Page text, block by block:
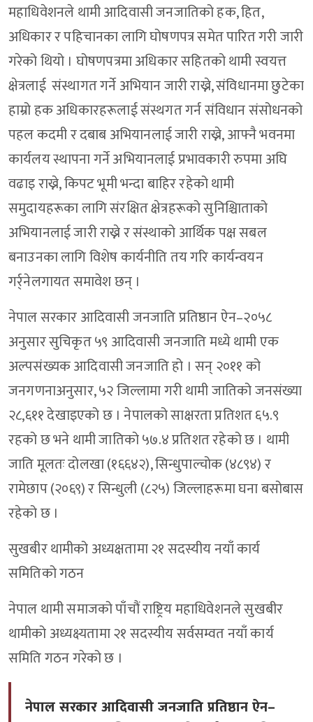
महाधिवेशनले थामी आदिवासी जनजातिको हक, हित,
अधिकार र पहिचानका लागि घोषणपत्र समेत पारित गरी जारी
गरेको थियो । घोषणपत्रमा अधिकार सहितको थामी स्वयत्त
क्षेत्रलाई संस्थागत गर्ने अभियान जारी राख्ने, संविधानमा छुटेका
हाम्रो हक अधिकारहरूलाई संस्थगत गर्न संविधान संसोधनको
पहल कदमी र दबाब अभियानलाई जारी राख्ने, आफ्नै भवनमा
कार्यलय स्थापना गर्ने अभियानलाई प्रभावकारी रुपमा अघि
वढाइ राख्ने, किपट भूमी भन्दा बाहिर रहेको थामी
समुदायहरूका लागि संरक्षित क्षेत्रहरूको सुनिश्चिाताको
अभियानलाई जारी राख्ने र संस्थाको आर्थिक पक्ष सबल
बनाउनका लागि विशेष कार्यनीति तय गरि कार्यन्वयन
गर्र्नेलगायत समावेश छन् ।
नेपाल सरकार आदिवासी जनजाति प्रतिष्ठान ऐन–२०५८
अनुसार सुचिकृत ५९ आदिवासी जनजाति मध्ये थामी एक
अल्पसंख्यक आदिवासी जनजाति हो । सन् २०११ को
जनगणनाअनुसार, ५२ जिल्लामा गरी थामी जातिको जनसंख्या
२८,६११ देखाइएको छ । नेपालको साक्षरता प्रतिशत ६५.९
रहको छ भने थामी जातिको ५७.४ प्रतिशत रहेको छ । थामी
जाति मूलतः दोलखा (१६६४२), सिन्धुपाल्चोक (४८९४) र
रामेछाप (२०६९) र सिन्धुली (८२५) जिल्लाहरूमा घना बसोबास
रहेको छ ।
सुखबीर थामीको अध्यक्षतामा २१ सदस्यीय नयाँ कार्य
समितिको गठन
नेपाल थामी समाजको पाँचौं राष्ट्रिय महाधिवेशनले सुखबीर
थामीको अध्यक्ष्यतामा २१ सदस्यीय सर्वसम्वत नयाँ कार्य
समिति गठन गरेको छ ।
नेपाल सरकार आदिवासी जनजाति प्रतिष्ठान ऐन–